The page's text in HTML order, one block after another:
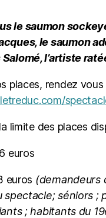
le saumon
le saumon
l’artiste
places, rendez
limite des places
euros
euros (demandeurs
séniors ;
; habitants du